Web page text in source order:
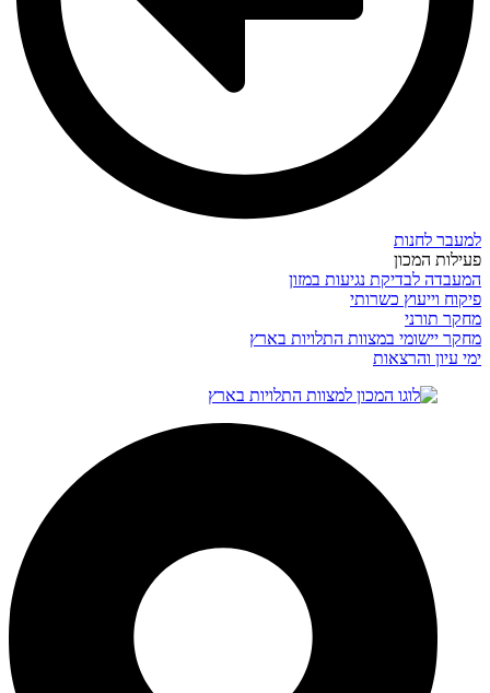
למעבר לחנות
פעילות המכון
המעבדה לבדיקת נגיעות במזון
פיקוח וייעוץ כשרותי
מחקר תורני
מחקר יישומי במצוות התלויות בארץ
ימי עיון והרצאות